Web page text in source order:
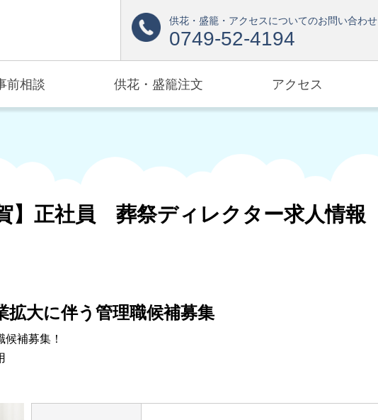
供花・盛籠・アクセスについてのお問い合わせ
0749-52-4194
前相談 供花・盛籠注文 アクセス
】正社員 葬祭ディレクター求人情報
拡大に伴う管理職候補募集
補募集！